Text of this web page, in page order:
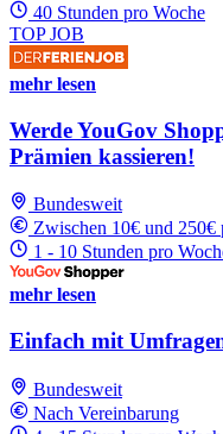
40 Stunden pro Woche
TOP JOB
mehr lesen
Werde YouGov
Prämien kassieren!
Bundesweit
Zwischen 10€ und 250€
1 - 10 Stunden pro
mehr lesen
Einfach mit
Bundesweit
Nach Vereinbarung